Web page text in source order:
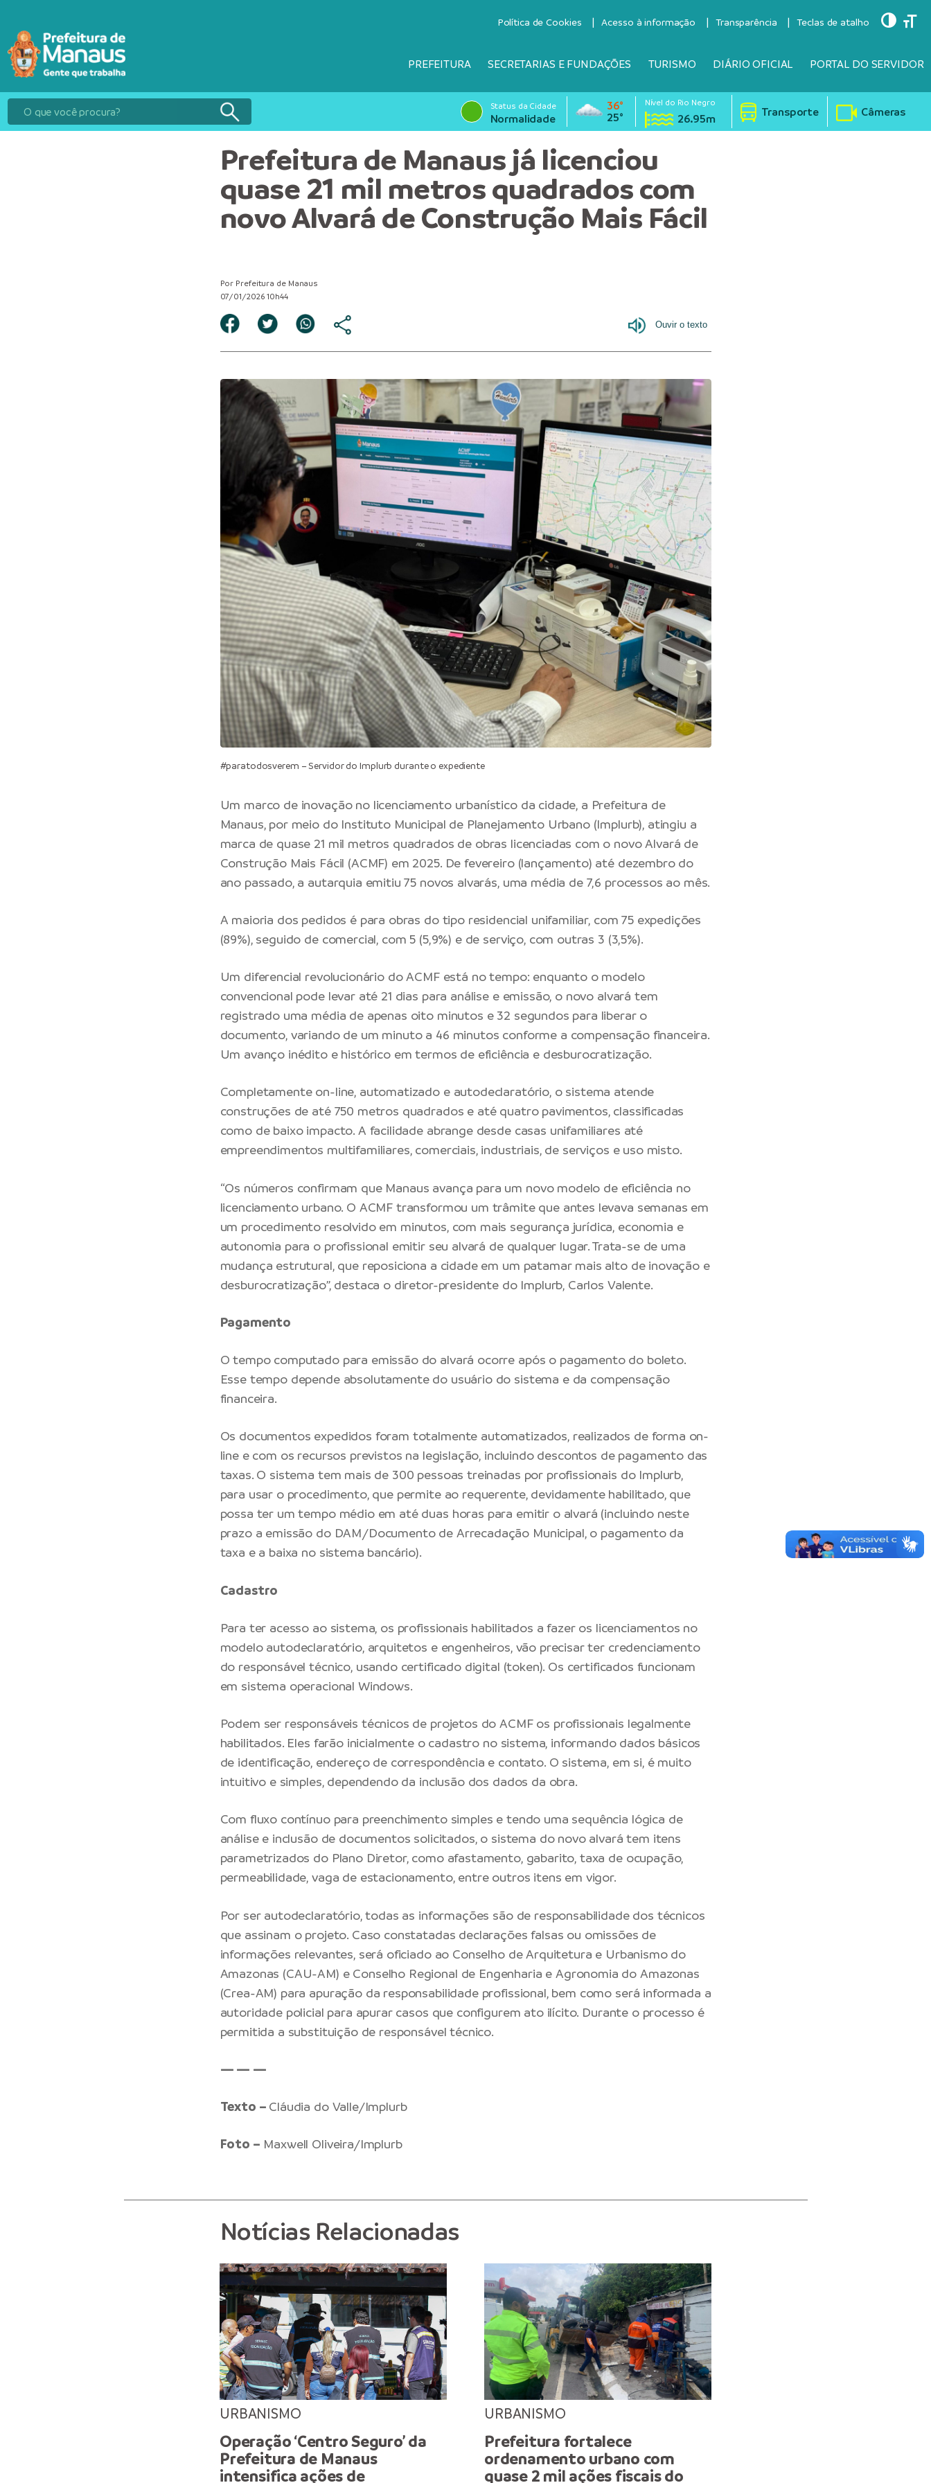
Política de Cookies Acesso à informação Transparência Teclas de atalho
PREFEITURA SECRETARIAS E FUNDAÇÕES TURISMO DIÁRIO OFICIAL PORTAL DO SERVIDOR
Status da Cidade
Normalidade
36°
25°
Nível do Rio Negro
26.95m Transporte Câmeras
Prefeitura de Manaus já licenciou
quase 21 mil metros quadrados com
novo Alvará de Construção Mais Fácil
Por Prefeitura de Manaus
07/01/2026 10h44
#paratodosverem – Servidor do Implurb durante o expediente
Um marco de inovação no licenciamento urbanístico da cidade, a Prefeitura de
Manaus, por meio do Instituto Municipal de Planejamento Urbano (Implurb), atingiu a
marca de quase 21 mil metros quadrados de obras licenciadas com o novo Alvará de
Construção Mais Fácil (ACMF) em 2025. De fevereiro (lançamento) até dezembro do
ano passado, a autarquia emitiu 75 novos alvarás, uma média de 7,6 processos ao mês.
A maioria dos pedidos é para obras do tipo residencial unifamiliar, com 75 expedições
(89%), seguido de comercial, com 5 (5,9%) e de serviço, com outras 3 (3,5%).
Um diferencial revolucionário do ACMF está no tempo: enquanto o modelo
convencional pode levar até 21 dias para análise e emissão, o novo alvará tem
registrado uma média de apenas oito minutos e 32 segundos para liberar o
documento, variando de um minuto a 46 minutos conforme a compensação financeira.
Um avanço inédito e histórico em termos de eficiência e desburocratização.
Completamente on-line, automatizado e autodeclaratório, o sistema atende
construções de até 750 metros quadrados e até quatro pavimentos, classificadas
como de baixo impacto. A facilidade abrange desde casas unifamiliares até
empreendimentos multifamiliares, comerciais, industriais, de serviços e uso misto.
“Os números confirmam que Manaus avança para um novo modelo de eficiência no
licenciamento urbano. O ACMF transformou um trâmite que antes levava semanas em
um procedimento resolvido em minutos, com mais segurança jurídica, economia e
autonomia para o profissional emitir seu alvará de qualquer lugar. Trata-se de uma
mudança estrutural, que reposiciona a cidade em um patamar mais alto de inovação e
desburocratização”, destaca o diretor-presidente do Implurb, Carlos Valente.
Pagamento
O tempo computado para emissão do alvará ocorre após o pagamento do boleto.
Esse tempo depende absolutamente do usuário do sistema e da compensação
financeira.
Os documentos expedidos foram totalmente automatizados, realizados de forma on-
line e com os recursos previstos na legislação, incluindo descontos de pagamento das
taxas. O sistema tem mais de 300 pessoas treinadas por profissionais do Implurb,
para usar o procedimento, que permite ao requerente, devidamente habilitado, que
possa ter um tempo médio em até duas horas para emitir o alvará (incluindo neste
prazo a emissão do DAM/Documento de Arrecadação Municipal, o pagamento da
taxa e a baixa no sistema bancário).
Cadastro
Para ter acesso ao sistema, os profissionais habilitados a fazer os licenciamentos no
modelo autodeclaratório, arquitetos e engenheiros, vão precisar ter credenciamento
do responsável técnico, usando certificado digital (token). Os certificados funcionam
em sistema operacional Windows.
Podem ser responsáveis técnicos de projetos do ACMF os profissionais legalmente
habilitados. Eles farão inicialmente o cadastro no sistema, informando dados básicos
de identificação, endereço de correspondência e contato. O sistema, em si, é muito
intuitivo e simples, dependendo da inclusão dos dados da obra.
Com fluxo contínuo para preenchimento simples e tendo uma sequência lógica de
análise e inclusão de documentos solicitados, o sistema do novo alvará tem itens
parametrizados do Plano Diretor, como afastamento, gabarito, taxa de ocupação,
permeabilidade, vaga de estacionamento, entre outros itens em vigor.
Por ser autodeclaratório, todas as informações são de responsabilidade dos técnicos
que assinam o projeto. Caso constatadas declarações falsas ou omissões de
informações relevantes, será oficiado ao Conselho de Arquitetura e Urbanismo do
Amazonas (CAU-AM) e Conselho Regional de Engenharia e Agronomia do Amazonas
(Crea-AM) para apuração da responsabilidade profissional, bem como será informada a
autoridade policial para apurar casos que configurem ato ilícito. Durante o processo é
permitida a substituição de responsável técnico.
— — —
Texto – Cláudia do Valle/Implurb
Foto – Maxwell Oliveira/Implurb
Notícias Relacionadas
URBANISMO
Operação ‘Centro Seguro’ da
Prefeitura de Manaus
intensifica ações de
URBANISMO
Prefeitura fortalece
ordenamento urbano com
quase 2 mil ações fiscais do